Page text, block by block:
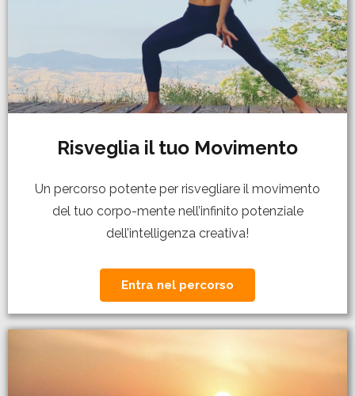
Risveglia il tuo Movimento
Un percorso potente per risvegliare il movimento
del tuo corpo-mente nell’infinito potenziale
dell’intelligenza creativa!
Entra nel percorso